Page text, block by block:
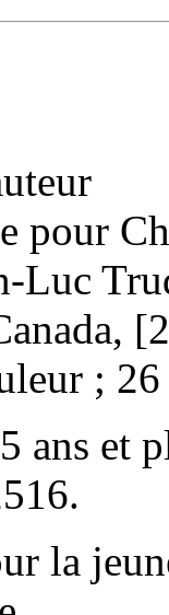
pour
Luc
;
ans et
.
la